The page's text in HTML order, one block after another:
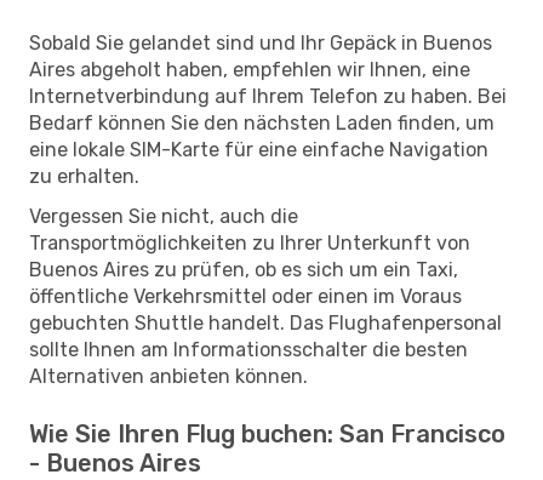
Sobald Sie gelandet sind und Ihr Gepäck in Buenos
Aires abgeholt haben, empfehlen wir Ihnen, eine
Internetverbindung auf Ihrem Telefon zu haben. Bei
Bedarf können Sie den nächsten Laden finden, um
eine lokale SIM-Karte für eine einfache Navigation
zu erhalten.
Vergessen Sie nicht, auch die
Transportmöglichkeiten zu Ihrer Unterkunft von
Buenos Aires zu prüfen, ob es sich um ein Taxi,
öffentliche Verkehrsmittel oder einen im Voraus
gebuchten Shuttle handelt. Das Flughafenpersonal
sollte Ihnen am Informationsschalter die besten
Alternativen anbieten können.
Wie Sie Ihren Flug buchen: San Francisco
- Buenos Aires